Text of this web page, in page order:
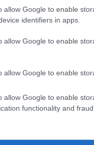
allow Google to enable
identifiers in apps.
allow Google to enable
allow Google to enable
allow Google to enable
functionality and
sobre una
se dividen en
3 comprime y
que incluso un